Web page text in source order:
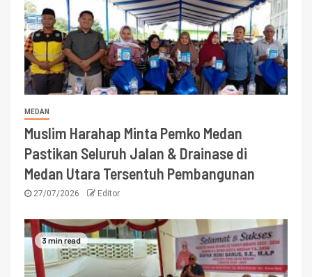
MEDAN
Muslim Harahap Minta Pemko Medan
Pastikan Seluruh Jalan & Drainase di
Medan Utara Tersentuh Pembangunan
27/07/2026 Editor
3 min read